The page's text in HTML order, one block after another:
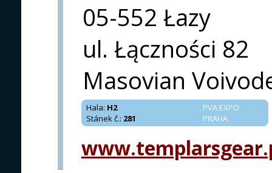
05-552 Łazy
ul. Łączności 82
Masovian
PVA EXPO
PRAHA
Hala: H2
Stánek č.: 281